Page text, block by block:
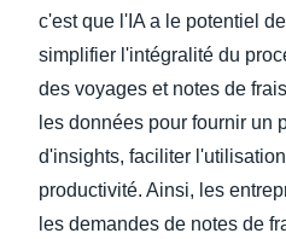
c'est que l'IA a le potentiel
simplifier l'intégralité du
des voyages et notes de
les données pour fournir un
d'insights, faciliter
productivité. Ainsi, les
les demandes de notes de